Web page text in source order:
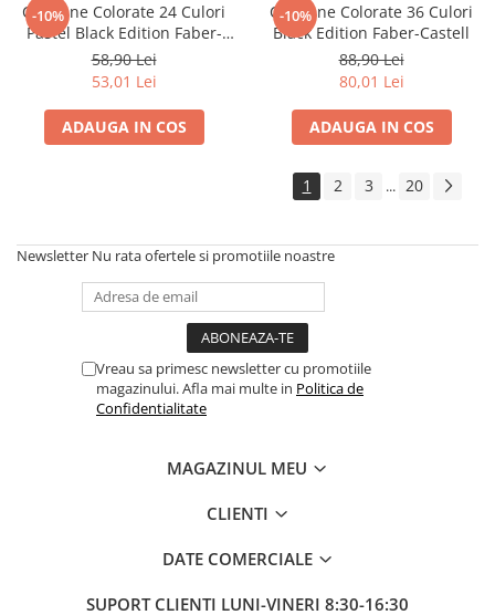
-10%
Creioane Colorate 24 Culori
Pastel Black Edition Faber-
Castell
58,90 Lei
53,01 Lei
ADAUGA IN COS
-10%
Creioane Colorate 36 Culori
Black Edition Faber-Castell
88,90 Lei
80,01 Lei
ADAUGA IN COS
1 2 3 ... 20
Newsletter Nu rata ofertele si promotiile noastre
Vreau sa primesc newsletter cu promotiile
magazinului. Afla mai multe in Politica de
Confidentialitate
MAGAZINUL MEU
CLIENTI
DATE COMERCIALE
SUPORT CLIENTI LUNI-VINERI 8:30-16:30